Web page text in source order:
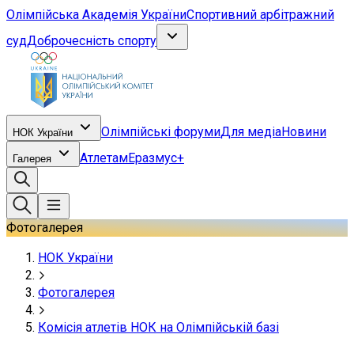
Олімпійська Академія УкраїниСпортивний арбітражний
судДоброчесність спорту
НОК України Олімпійські форумиДля медіаНовини
Галерея АтлетамЕразмус+
Фотогалерея
НОК України
Фотогалерея
Комісія атлетів НОК на Олімпійській базі